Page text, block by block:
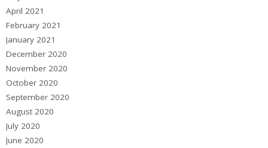
April 2021
February 2021
January 2021
December 2020
November 2020
October 2020
September 2020
August 2020
July 2020
June 2020